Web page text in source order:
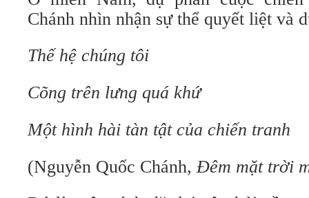
Chánh nhìn nhận sự thể quyết liệt và
Thế hệ chúng tôi
Cõng trên lưng quá khứ
Một hình hài tàn tật của chiến tranh
(Nguyễn Quốc Chánh,Đêm mặt trời